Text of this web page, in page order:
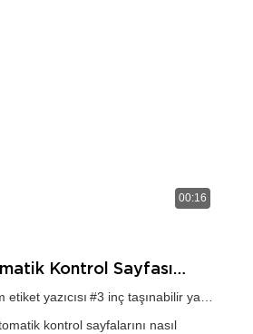
00:16
Kontrol Sayfası
etiket yazıcısı #3 inç taşınabilir yazıcı
kontrol sayfalarını nasıl